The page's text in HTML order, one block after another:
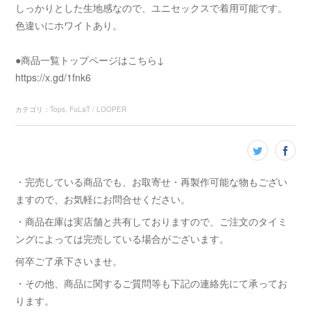
しっかりとした生地感なので、ユニセックスで着用可能です。
色違いにホワイトあり。
●商品一覧トップページはこちら↓
https://x.gd/1fnk6
カテゴリ ：Tops FuLaT / LOOPER
・完売している商品でも、お取寄せ・再製作可能な物もござい
ますので、お気軽にお問合せください。
・商品在庫は実店舗と共有しておりますので、ご注文のタイミ
ングによっては完売している場合がございます。
何卒ご了承下さいませ。
・その他、商品に関するご質問等も下記の連絡先にて承ってお
ります。